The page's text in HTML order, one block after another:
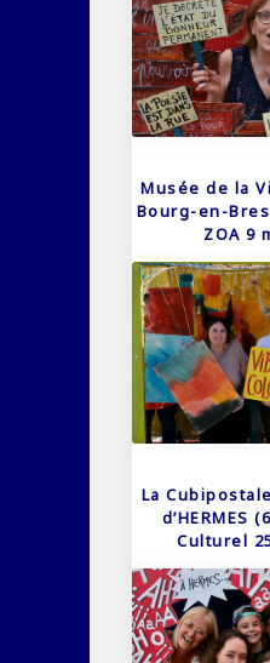
Musée de la
Bourg-en-
ZOA 9
La
d’HERMES
Culturel